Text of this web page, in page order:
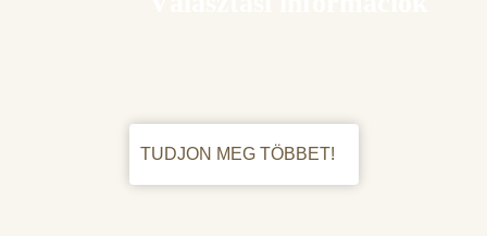
TUDJON MEG TÖBBET!